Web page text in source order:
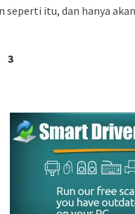
seperti itu, dan hanya
3